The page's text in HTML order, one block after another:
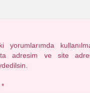
yorumlarımda
adresim ve site
*